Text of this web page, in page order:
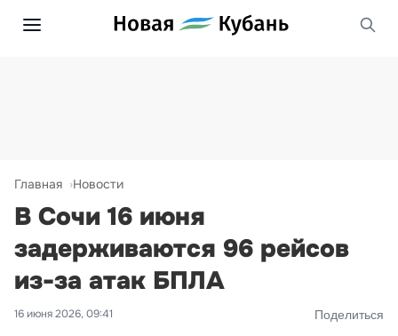
Главная Новости
В Сочи 16 июня
задерживаются 96 рейсов
из-за атак БПЛА
16 июня 2026, 09:41 Поделиться